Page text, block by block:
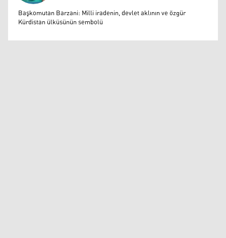
Muazzez Baktaş
Başkomutan Barzani: Milli iradenin, devlet aklının ve özgür
Kürdistan ülküsünün sembolü